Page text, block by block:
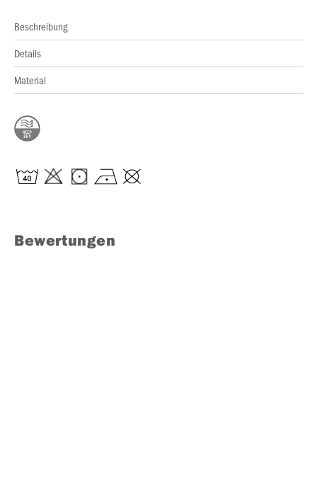
Beschreibung
Details
Material
Bewertungen